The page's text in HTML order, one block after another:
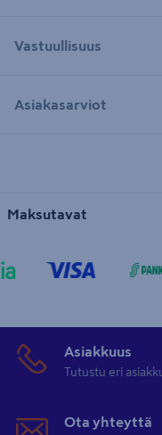
Vastuullisuus
Asiakasarviot
Maksutavat
Asiakkuus
Tutustu eri
Ota yhteyttä